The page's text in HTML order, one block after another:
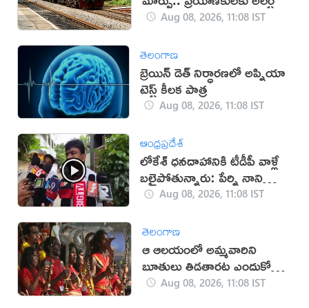
Aug 08, 2026, 11:08 IST
తెలంగాణ
బ్రెయిన్ డెత్ నిర్ధారణలో అప్నియా
టెస్ట్ కీలక పాత్ర
Aug 08, 2026, 11:08 IST
ఆంధ్రప్రదేశ్
లోకేశ్ ధనదాహానికి టీడీపీ వాళ్లే
బలైపోతున్నారు: పేర్ని నాని
(వీడియో)
Aug 08, 2026, 11:08 IST
తెలంగాణ
ఆ ఆలయంలో అమ్మవారిని
బూతులు తిడతారట ఎందుకో
తెలుసా?
Aug 08, 2026, 11:08 IST